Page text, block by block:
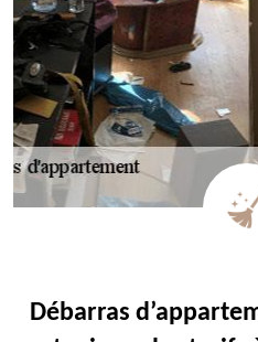
Débarras